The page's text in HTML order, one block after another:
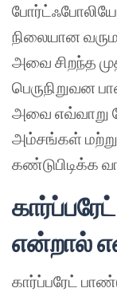
நிலையான
அவை சிறந்த
பெருநிறுவன
அவை எவ்வாறு
அம்சங்கள்
கண்டுபிடிக்க
என்றால்
கார்ப்பரேட்